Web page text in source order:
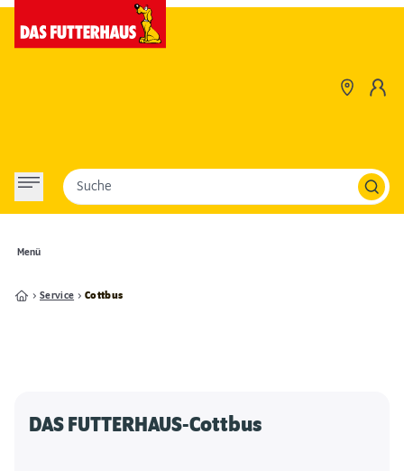
Menü
Suche
Service Cottbus
DAS FUTTERHAUS-Cottbus